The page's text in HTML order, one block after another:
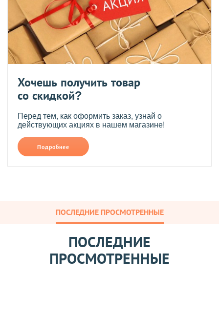
Хочешь получить товар
со скидкой?
Перед тем, как оформить заказ, узнай о
действующих акциях в нашем магазине!
Подробнее
ПОСЛЕДНИЕ ПРОСМОТРЕННЫЕ
ПОСЛЕДНИЕ
ПРОСМОТРЕННЫЕ